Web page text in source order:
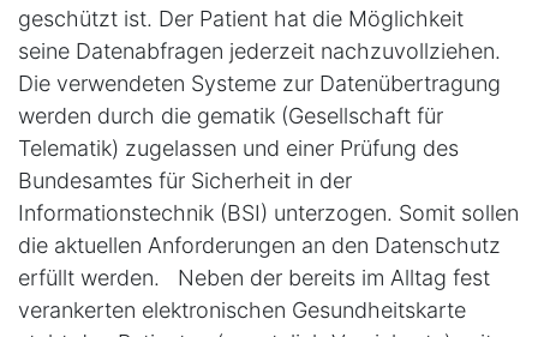
geschützt ist. Der Patient hat die Möglichkeit
seine Datenabfragen jederzeit nachzuvollziehen.
Die verwendeten Systeme zur Datenübertragung
werden durch die gematik (Gesellschaft für
Telematik) zugelassen und einer Prüfung des
Bundesamtes für Sicherheit in der
Informationstechnik (BSI) unterzogen. Somit sollen
die aktuellen Anforderungen an den Datenschutz
erfüllt werden. Neben der bereits im Alltag fest
verankerten elektronischen Gesundheitskarte